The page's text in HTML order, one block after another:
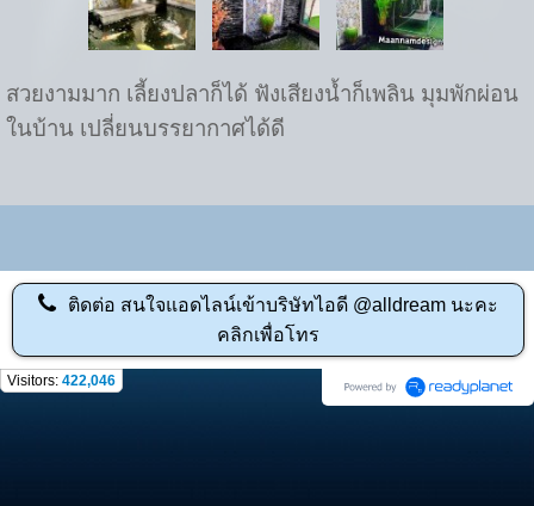
สวยงามมาก เลี้ยงปลาก็ได้ ฟังเสียงน้ำก็เพลิน มุมพักผ่อน
ในบ้าน เปลี่ยนบรรยากาศได้ดี
ติดต่อ สนใจแอดไลน์เข้าบริษัทไอดี @alldream นะคะ
คลิกเพื่อโทร
Visitors: 422,046